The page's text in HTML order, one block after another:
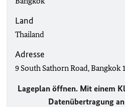
Land
Thailand
Adresse
9 South Sathorn Road, Bangkok
Lageplan öffnen. Mit einem
Datenübertragung